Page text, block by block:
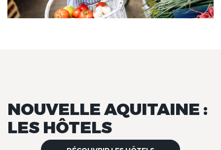
NOUVELLE AQUITAINE :
LES HÔTELS